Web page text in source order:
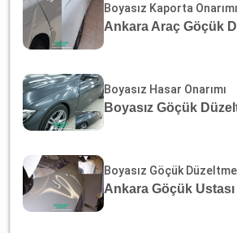
Boyasız Kaporta Onarımı
Ankara Araç Göçük
Boyasız Hasar Onarımı
Boyasız Göçük
Boyasız Göçük Düzeltme
Ankara Göçük Ustası